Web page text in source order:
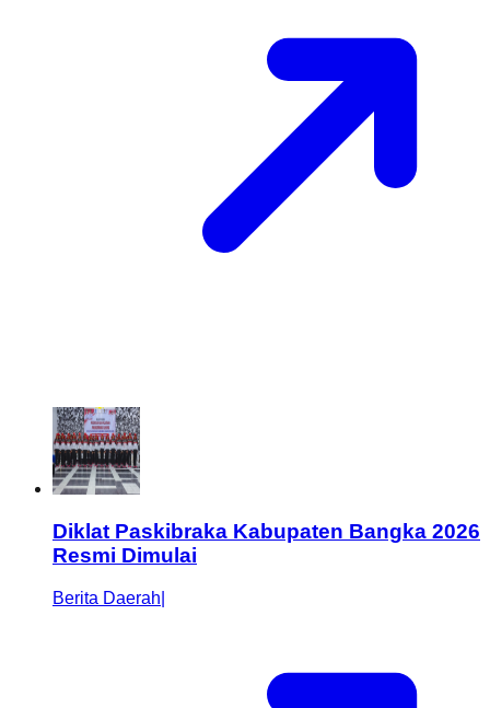
Diklat Paskibraka Kabupaten Bangka 2026
Resmi Dimulai
Berita Daerah